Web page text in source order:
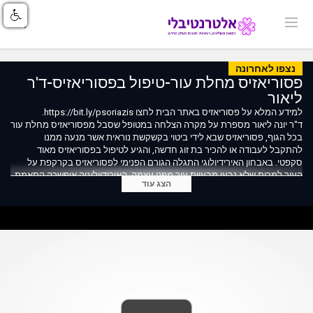
נצפו לאחרונה
פסוריאזיס מחלת עור-טיפול בפסוריאזיס-ד'ר
ליאור
למידע המלא על פסוריאזיס באתר הבית לחצו https://bit.ly/psoriazis.
ד"ר יונה ליאור מספרת על מקרה הצלחה במטופל שסבל מפסוריאזיס מחלת עור
בכל הגוף, פסוריאזיס שבא לידי ביטוי בקשקשת נוראית אשר מנעה ממנו
להתקבל לעבודה או להכיר בת זוג חדשה, והגיע לטיפול בפסוריאזיס מאוד
סקפטי. באבחון האירידיולוגי התגלה הגורם הפנימי לפסוריאזיס בקרקפת על
העור למרות שלא נבעו מבעיית עור מפני עצמה, האירידיולוגיה איפשרה התאמת
טיפול אישי והביאה לריפוי פסוריאזיס מלא עבור אותו מטופל. כאשר מטפלים רק
הצג עוד